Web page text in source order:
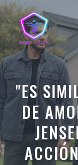
Saltar
al
contenido
"ES
DE